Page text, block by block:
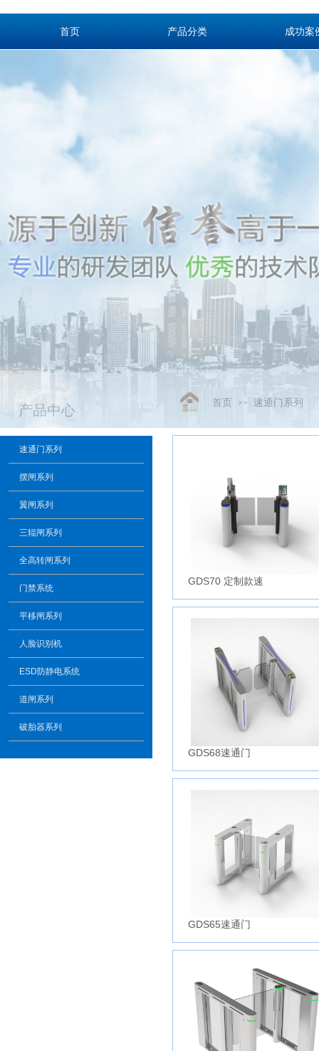
首页 产品分类 成功案
首页 >> 速通门系列
产品中心
GDS70 定制款速
GDS68速通门
GDS65速通门
速通门系列
摆闸系列
翼闸系列
三辊闸系列
全高转闸系列
门禁系统
平移闸系列
人脸识别机
ESD防静电系统
道闸系列
破胎器系列